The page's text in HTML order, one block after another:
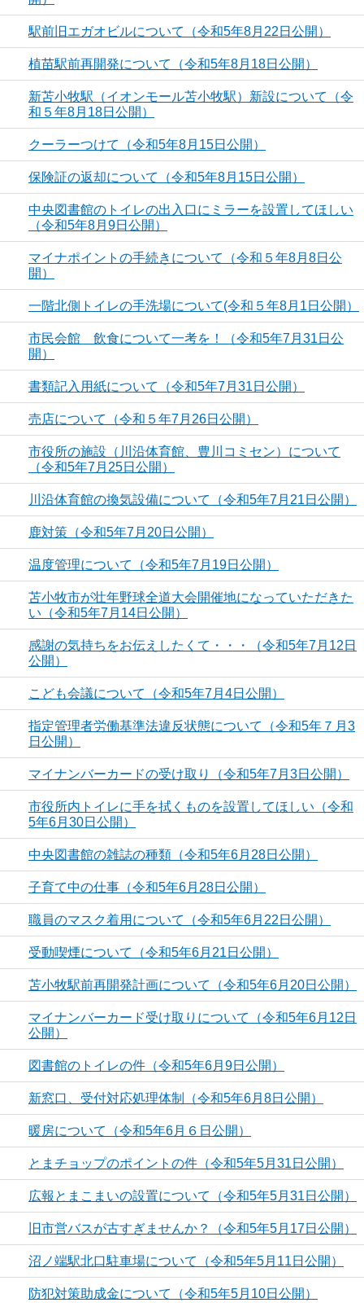
駅前旧エガオビルについて（令和5年8月22日公開）
植苗駅前再開発について（令和5年8月18日公開）
新苫小牧駅（イオンモール苫小牧駅）新設について（令
和５年8月18日公開）
クーラーつけて（令和5年8月15日公開）
保険証の返却について（令和5年8月15日公開）
中央図書館のトイレの出入口にミラーを設置してほしい
（令和5年8月9日公開）
マイナポイントの手続きについて（令和５年8月8日公
開）
一階北側トイレの手洗場について(令和５年8月1日公開）
市民会館 飲食について一考を！（令和5年7月31日公
開）
書類記入用紙について（令和5年7月31日公開）
売店について（令和５年7月26日公開）
市役所の施設（川沿体育館、豊川コミセン）について
（令和5年7月25日公開）
川沿体育館の換気設備について（令和5年7月21日公開）
鹿対策（令和5年7月20日公開）
温度管理について（令和5年7月19日公開）
苫小牧市が壮年野球全道大会開催地になっていただきた
い（令和5年7月14日公開）
感謝の気持ちをお伝えしたくて・・・（令和5年7月12日
公開）
こども会議について（令和5年7月4日公開）
指定管理者労働基準法違反状態について（令和5年７月3
日公開）
マイナンバーカードの受け取り（令和5年7月3日公開）
市役所内トイレに手を拭くものを設置してほしい（令和
5年6月30日公開）
中央図書館の雑誌の種類（令和5年6月28日公開）
子育て中の仕事（令和5年6月28日公開）
職員のマスク着用について（令和5年6月22日公開）
受動喫煙について（令和5年6月21日公開）
苫小牧駅前再開発計画について（令和5年6月20日公開）
マイナンバーカード受け取りについて（令和5年6月12日
公開）
図書館のトイレの件（令和5年6月9日公開）
新窓口、受付対応処理体制（令和5年6月8日公開）
暖房について（令和5年6月６日公開）
とまチョップのポイントの件（令和5年5月31日公開）
広報とまこまいの設置について（令和5年5月31日公開）
旧市営バスが古すぎませんか？（令和5年5月17日公開）
沼ノ端駅北口駐車場について（令和5年5月11日公開）
防犯対策助成金について（令和5年5月10日公開）